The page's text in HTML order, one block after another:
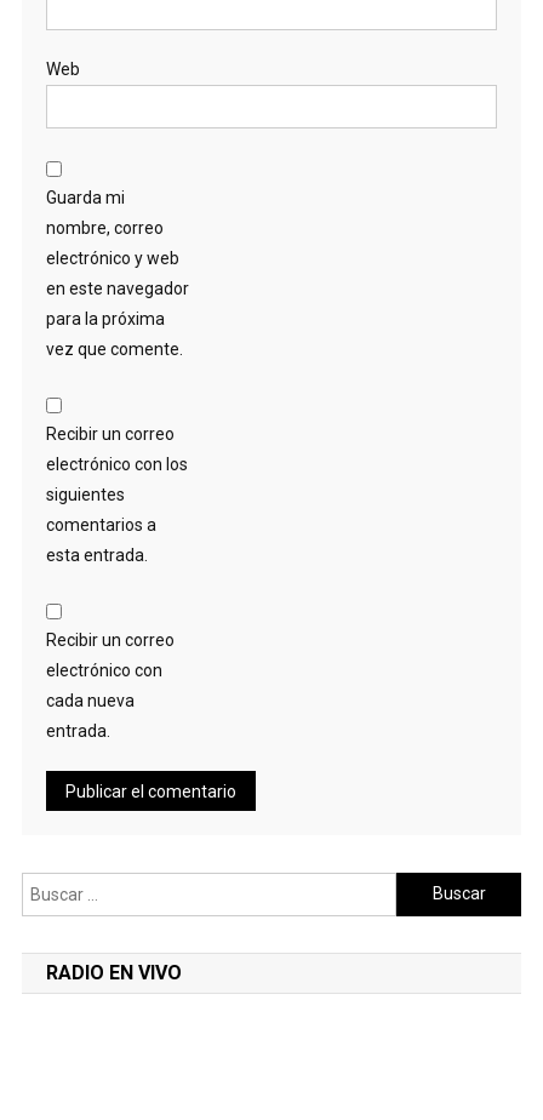
Web
Guarda mi
nombre, correo
electrónico y web
en este navegador
para la próxima
vez que comente.
Recibir un correo
electrónico con los
siguientes
comentarios a
esta entrada.
Recibir un correo
electrónico con
cada nueva
entrada.
Buscar:
RADIO EN VIVO